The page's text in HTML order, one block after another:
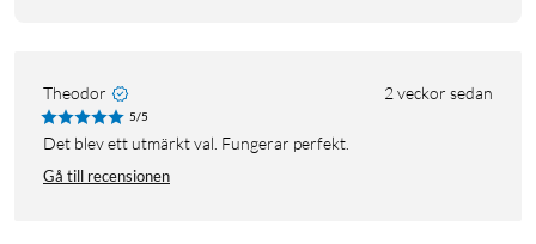
Theodor 2 veckor sedan
5/5
Det blev ett utmärkt val. Fungerar perfekt.
Gå till recensionen